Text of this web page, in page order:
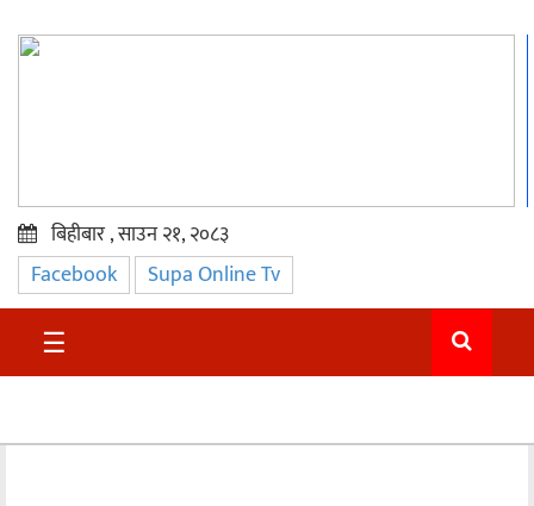
प्रमुख
समाचार
सुदुर
बिहीबार , साउन २१, २०८३
Facebook Supa Online Tv
☰